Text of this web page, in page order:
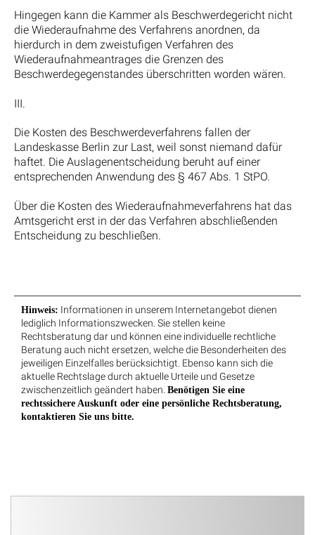
Hingegen kann die Kammer als Beschwerdegericht nicht
die Wiederaufnahme des Verfahrens anordnen, da
hierdurch in dem zweistufigen Verfahren des
Wiederaufnahmeantrages die Grenzen des
Beschwerdegegenstandes überschritten worden wären.
III.
Die Kosten des Beschwerdeverfahrens fallen der
Landeskasse Berlin zur Last, weil sonst niemand dafür
haftet. Die Auslagenentscheidung beruht auf einer
entsprechenden Anwendung des § 467 Abs. 1 StPO.
Über die Kosten des Wiederaufnahmeverfahrens hat das
Amtsgericht erst in der das Verfahren abschließenden
Entscheidung zu beschließen.
Hinweis: Informationen in unserem Internetangebot dienen
lediglich Informationszwecken. Sie stellen keine
Rechtsberatung dar und können eine individuelle rechtliche
Beratung auch nicht ersetzen, welche die Besonderheiten des
jeweiligen Einzelfalles berücksichtigt. Ebenso kann sich die
aktuelle Rechtslage durch aktuelle Urteile und Gesetze
zwischenzeitlich geändert haben. Benötigen Sie eine
rechtssichere Auskunft oder eine persönliche Rechtsberatung,
kontaktieren Sie uns bitte.